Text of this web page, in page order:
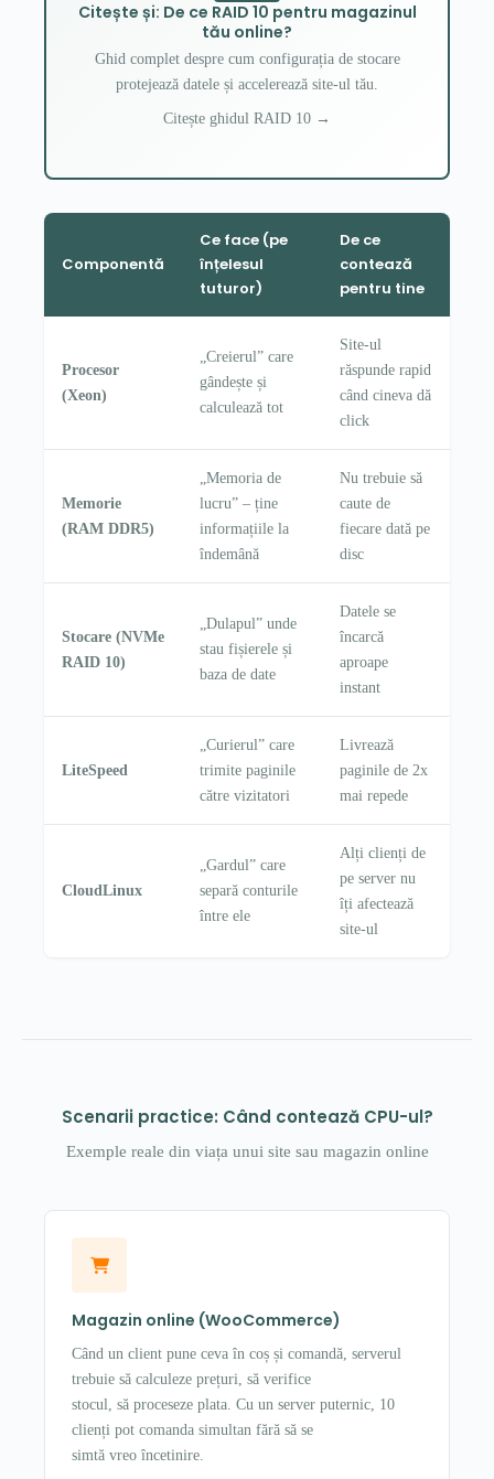
Citește și: De ce RAID 10 pentru magazinul
tău online?
Ghid complet despre cum configurația de stocare
protejează datele și accelerează site-ul tău.
Citește ghidul RAID 10 →
Componentă
Ce face (pe
înțelesul
tuturor)
De ce
contează
pentru tine
Procesor
(Xeon)
„Creierul” care
gândește și
calculează tot
Site-ul
răspunde rapid
când cineva dă
click
Memorie
(RAM DDR5)
„Memoria de
lucru” – ține
informațiile la
îndemână
Nu trebuie să
caute de
fiecare dată pe
disc
Stocare (NVMe
RAID 10)
„Dulapul” unde
stau fișierele și
baza de date
Datele se
încarcă
aproape
instant
LiteSpeed
„Curierul” care
trimite paginile
către vizitatori
Livrează
paginile de 2x
mai repede
CloudLinux
„Gardul” care
separă conturile
între ele
Alți clienți de
pe server nu
îți afectează
site-ul
Scenarii practice: Când contează CPU-ul?
Exemple reale din viața unui site sau magazin online
Magazin online (WooCommerce)
Când un client pune ceva în coș și comandă, serverul
trebuie să calculeze prețuri, să verifice
stocul, să proceseze plata. Cu un server puternic, 10
clienți pot comanda simultan fără să se
simtă vreo încetinire.